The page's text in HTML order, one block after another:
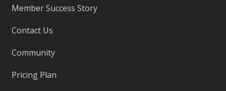
Member Success Story
Contact Us
Community
Pricing Plan